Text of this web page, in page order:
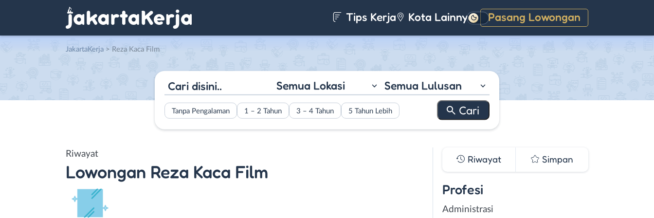
Tips Kerja Kota Lainnya Pasang Lowongan
Gelap
JakartaKerja > Reza Kaca Film
Semua Lokasi Semua Lulusan
Tanpa Pengalaman 1 – 2 Tahun 3 – 4 Tahun 5 Tahun Lebih
Riwayat
Lowongan Reza Kaca Film
Riwayat Simpan
Profesi
Administrasi